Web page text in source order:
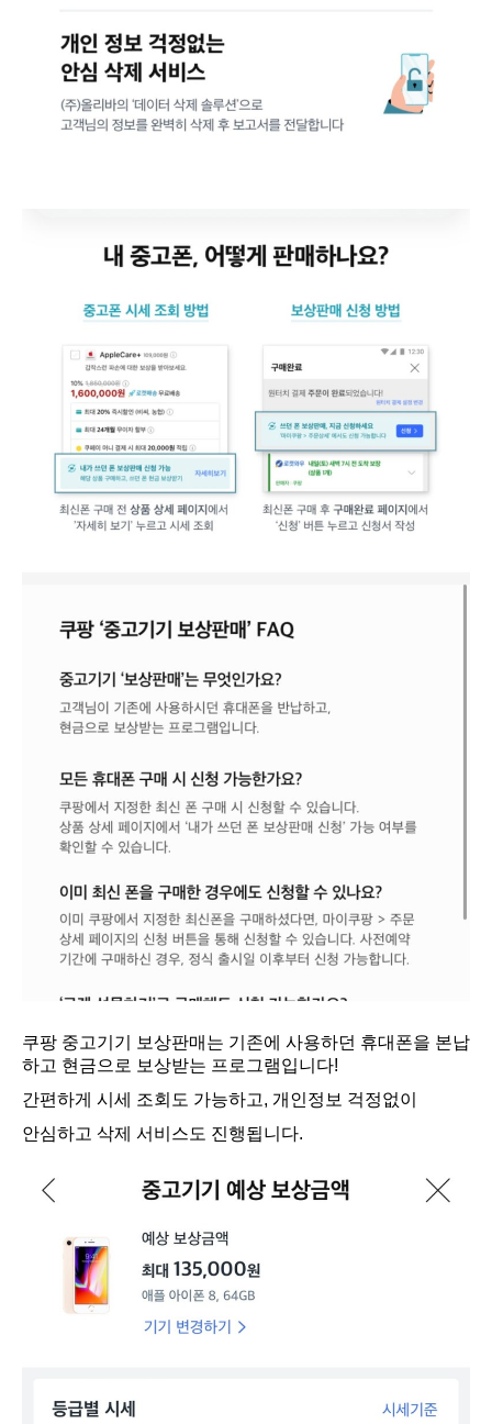
쿠팡 중고기기 보상판매는 기존에 사용하던 휴대폰을 본납
하고 현금으로 보상받는 프로그램입니다!
간편하게 시세 조회도 가능하고, 개인정보 걱정없이
안심하고 삭제 서비스도 진행됩니다.